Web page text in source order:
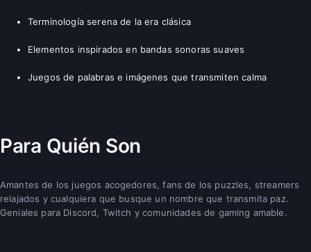
Terminología serena de la era clásica
Elementos inspirados en bandas sonoras suaves
Juegos de palabras e imágenes que transmiten calma
Para Quién Son
Amantes de los juegos acogedores, fans de los puzzles, streamers
relajados y cualquiera que busque un nombre que transmita paz.
Geniales para Discord, Twitch y comunidades de gaming amable.